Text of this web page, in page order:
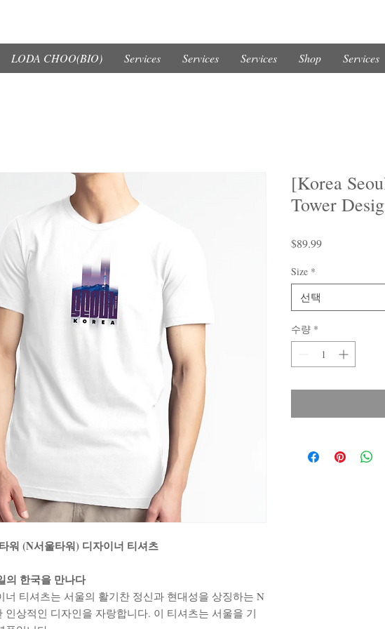
LODA CHOO(BIO) Services Services Services Shop Services
워 (N서울타워) 디자이너 티셔츠
의 한국을 만나다
너 티셔츠는 서울의 활기찬 정신과 현대성을 상징하는 N
인상적인 디자인을 자랑합니다. 이 티셔츠는 서울을 기
[Korea
Tower
$89.99가
Size *
선택
수량 *